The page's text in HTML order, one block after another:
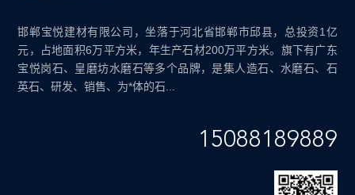
邯郸宝悦建材有限公司，坐落于河北省邯郸市邱县，总投资1亿
元，占地面积6万平方米，年生产石材200万平方米。旗下有广东
宝悦岗石、皇磨坊水磨石等多个品牌，是集人造石、水磨石、石
英石、研发、销售、为*体的石...
15088189889